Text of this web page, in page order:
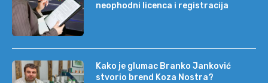
neophodni licenca i registracija
Kako je glumac Branko Janković
stvorio brend Koza Nostra?